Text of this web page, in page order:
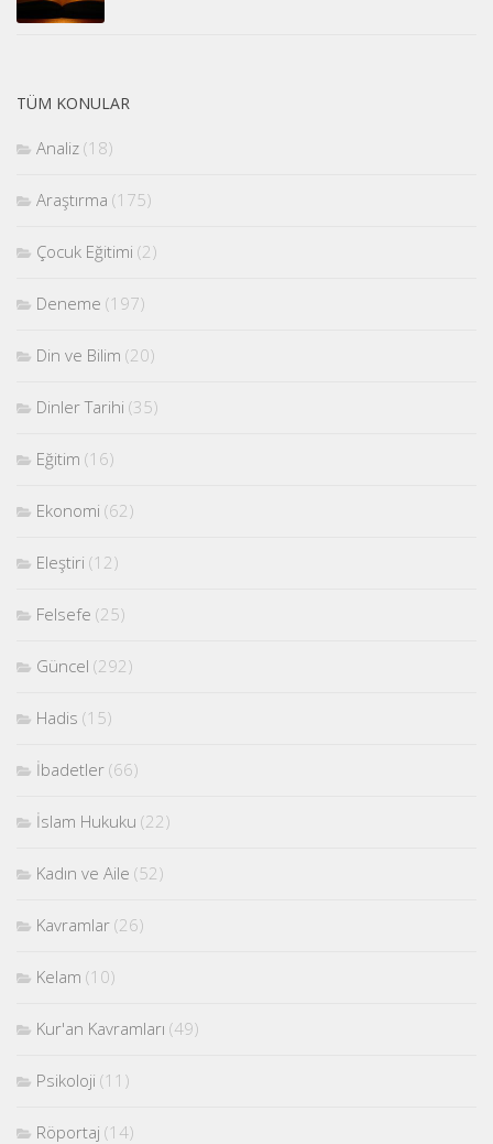
TÜM KONULAR
Analiz (18)
Araştırma (175)
Çocuk Eğitimi (2)
Deneme (197)
Din ve Bilim (20)
Dinler Tarihi (35)
Eğitim (16)
Ekonomi (62)
Eleştiri (12)
Felsefe (25)
Güncel (292)
Hadis (15)
İbadetler (66)
İslam Hukuku (22)
Kadın ve Aile (52)
Kavramlar (26)
Kelam (10)
Kur'an Kavramları (49)
Psikoloji (11)
Röportaj (14)